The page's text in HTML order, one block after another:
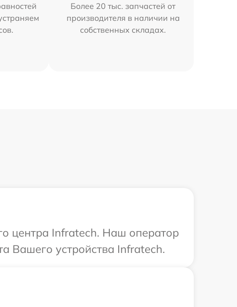
Более 20 тыс. запчастей от
производителя в наличии на
собственных складах.
центра Infratech. Наш оператор
Вашего устройства Infratech.